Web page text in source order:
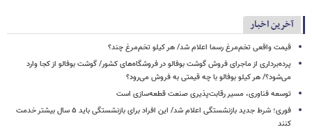
آخرین اخبار
قیمت واقعی تخم‌مرغ رسما اعلام شد/ هر کیلو تخم‌مرغ چند؟
پرده‌برداری از ماجرای فروش گوشت بوفالو در فروشگاه‌های کشور/ گوشت بوفالو از کجا وارد
می‌شود؟/ هر کیلو بوفالو با چه قیمتی به فروش می‌رود؟
توسعه فناوری، مسیر رقابت‌پذیری صنعت قطعه‌سازی است
فوری؛ شرط جدید بازنشستگی اعلام شد/ این افراد برای بازنشستگی باید ۵ سال بیشتر خدمت
کنند